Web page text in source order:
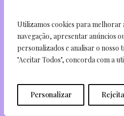
Utilizamos cookies para melhorar
navegação, apresentar anúncios
personalizados e analisar o nosso
"Aceitar Todos", concorda com a
Personalizar